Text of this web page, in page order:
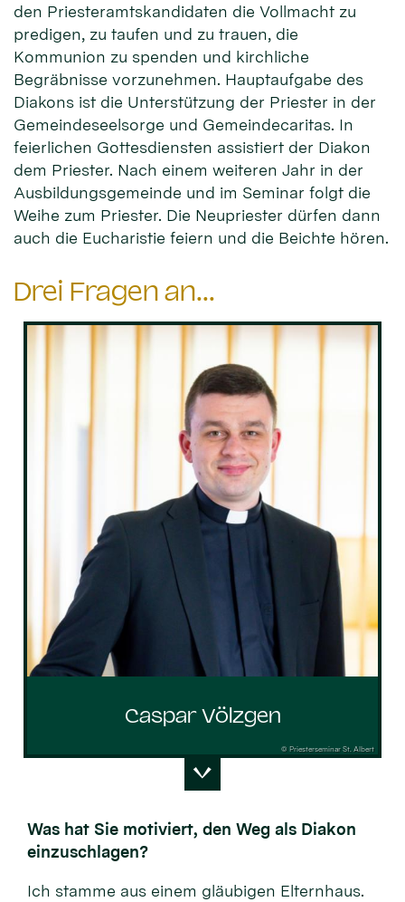
den Priesteramtskandidaten die Vollmacht zu
predigen, zu taufen und zu trauen, die
Kommunion zu spenden und kirchliche
Begräbnisse vorzunehmen. Hauptaufgabe des
Diakons ist die Unterstützung der Priester in der
Gemeindeseelsorge und Gemeindecaritas. In
feierlichen Gottesdiensten assistiert der Diakon
dem Priester. Nach einem weiteren Jahr in der
Ausbildungsgemeinde und im Seminar folgt die
Weihe zum Priester. Die Neupriester dürfen dann
auch die Eucharistie feiern und die Beichte hören.
Drei Fragen an...
Caspar Völzgen
© Priesterseminar St. Albert
Was hat Sie motiviert, den Weg als Diakon
einzuschlagen?
Ich stamme aus einem gläubigen Elternhaus.